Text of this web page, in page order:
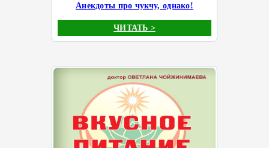
Анекдоты про чукчу, однако!
ЧИТАТЬ >